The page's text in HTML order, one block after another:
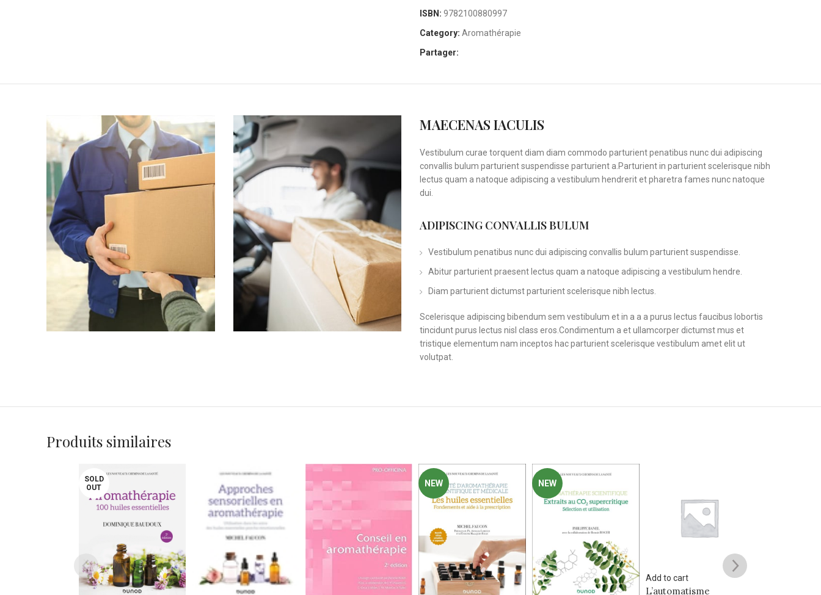
ISBN: 9782100880997
Category: Aromathérapie
Partager:
MAECENAS IACULIS
Vestibulum curae torquent diam diam commodo parturient penatibus nunc dui adipiscing
convallis bulum parturient suspendisse parturient a.Parturient in parturient scelerisque nibh
lectus quam a natoque adipiscing a vestibulum hendrerit et pharetra fames nunc natoque
dui.
ADIPISCING CONVALLIS BULUM
Vestibulum penatibus nunc dui adipiscing convallis bulum parturient suspendisse.
Abitur parturient praesent lectus quam a natoque adipiscing a vestibulum hendre.
Diam parturient dictumst parturient scelerisque nibh lectus.
Scelerisque adipiscing bibendum sem vestibulum et in a a a purus lectus faucibus lobortis
tincidunt purus lectus nisl class eros.Condimentum a et ullamcorper dictumst mus et
tristique elementum nam inceptos hac parturient scelerisque vestibulum amet elit ut
volutpat.
Produits similaires
NEW NEW
Add to cart
L’automatisme